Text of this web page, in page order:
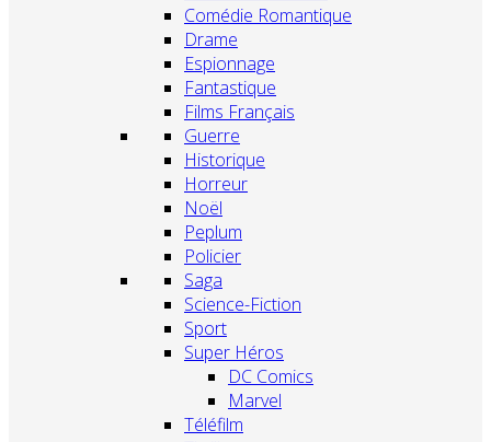
Comédie Romantique
Drame
Espionnage
Fantastique
Films Français
Guerre
Historique
Horreur
Noël
Peplum
Policier
Saga
Science-Fiction
Sport
Super Héros
DC Comics
Marvel
Téléfilm